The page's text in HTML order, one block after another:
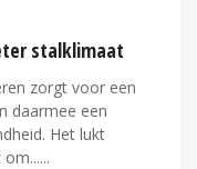
stalklimaat
zorgt voor een
daarmee een
Het lukt